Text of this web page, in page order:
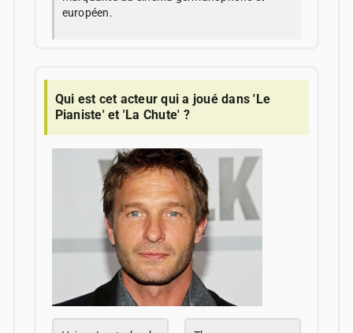
européen.
Qui est cet acteur qui a joué dans 'Le
Pianiste' et 'La Chute' ?